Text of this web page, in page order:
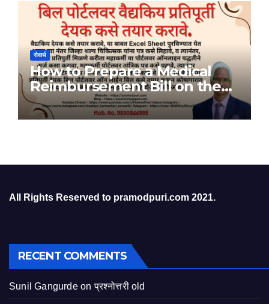
सेवार्थ
How to Prepare a Medical
Reimbursement Bill on the
Bill Portal
All Rights Reserved to pramodpuri.com 2021.
RECENT COMMENTS
Sunil Gangurdeonप्रश्नोत्तरी old